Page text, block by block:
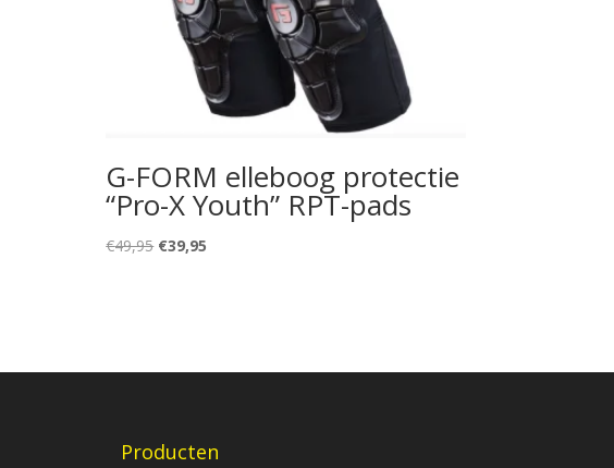
G-FORM elleboog protectie
“Pro-X Youth” RPT-pads
€49,95 Oorspronkelijke
€39,95
Producten